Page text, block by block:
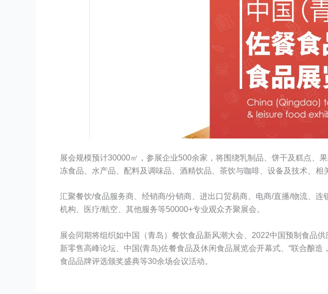
展会规模预计30000㎡，参展企业500余家，将围绕乳制品、饼干及糕点、
冻食品、水产品、配料及调味品、酒精饮品、茶饮与咖啡、设备及技术、相
汇聚餐饮/食品服务商、经销商/分销商、进出口贸易商、电商/直播/物流、
机构、医疗/航空、其他服务等50000+专业观众齐聚展会。
展会同期将组织如中国（青岛）餐饮食品新风潮大会、2022中国预制食品
新零售高峰论坛、中国(青岛)佐餐食品及休闲食品展览会开幕式、“联合酿
食品品牌评选颁奖盛典等30余场会议活动。